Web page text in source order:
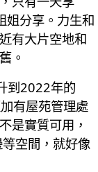
姐分享。力生和
有大片空地和
。
到2022年的
有屋苑管理處
是實質可用，
空間，就好像